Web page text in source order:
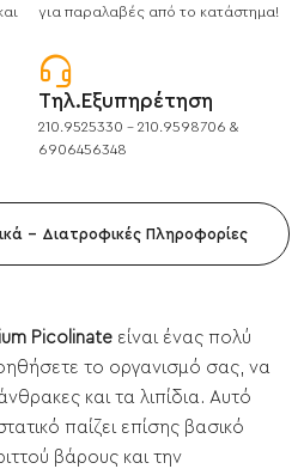
για παραλαβές από το κατάστημα!
Τηλ.Εξυπηρέτηση
210.9525330 - 210.9598706 &
6906456348
- Διατροφικές Πληροφορίες
Picolinate είναι ένας πολύ
το οργανισμό σας, να
και τα λιπίδια. Αυτό
παίζει επίσης βασικό
βάρους και την